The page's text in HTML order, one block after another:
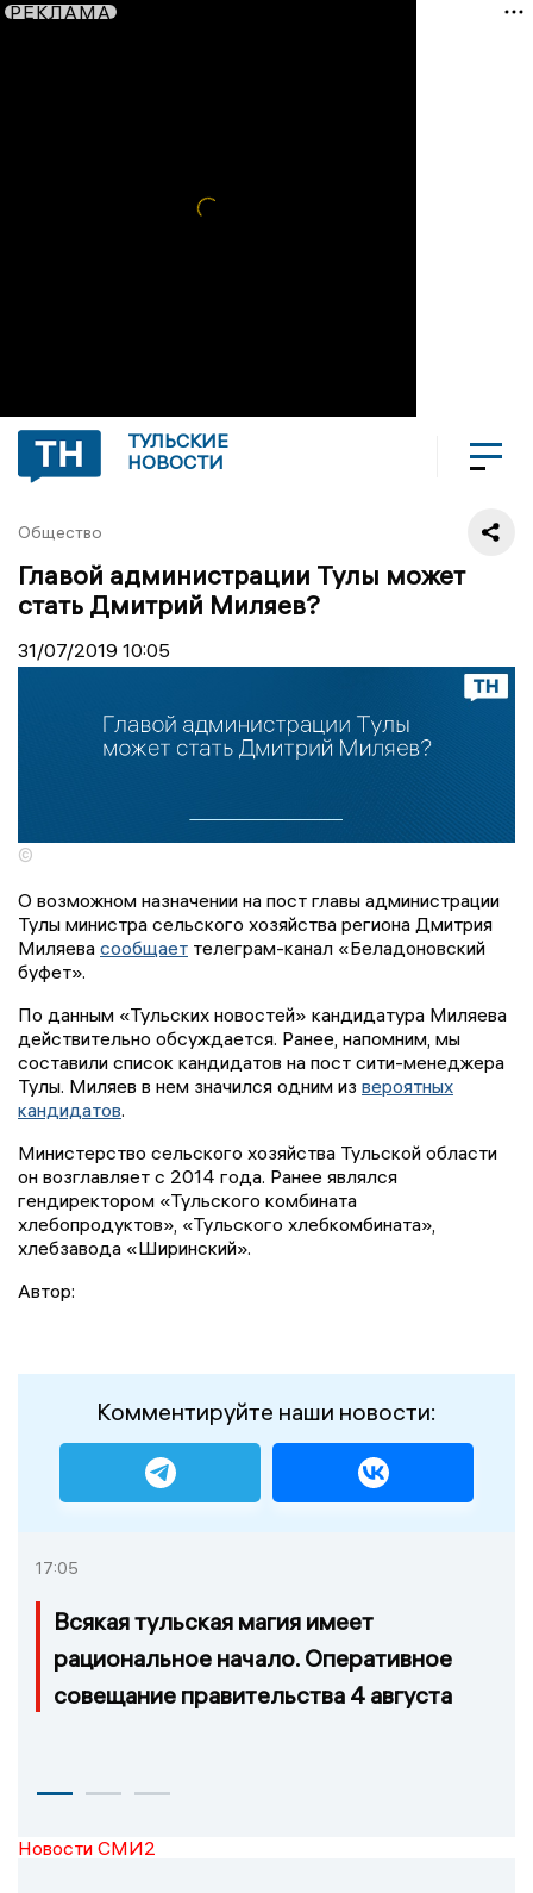
РЕКЛАМА
ТУЛЬСКИЕ
НОВОСТИ
Общество
Главой администрации Тулы может
стать Дмитрий Миляев?
31/07/2019 10:05
©
О возможном назначении на пост главы администрации
Тулы министра сельского хозяйства региона Дмитрия
Миляева сообщает телеграм-канал «Беладоновский
буфет».
По данным «Тульских новостей» кандидатура Миляева
действительно обсуждается. Ранее, напомним, мы
составили список кандидатов на пост сити-менеджера
Тулы. Миляев в нем значился одним из вероятных
кандидатов.
Министерство сельского хозяйства Тульской области
он возглавляет с 2014 года. Ранее являлся
гендиректором «Тульского комбината
хлебопродуктов», «Тульского хлебкомбината»,
хлебзавода «Ширинский».
Автор:
Комментируйте наши новости:
17:05
Всякая тульская магия имеет
рациональное начало. Оперативное
совещание правительства 4 августа
Новости СМИ2